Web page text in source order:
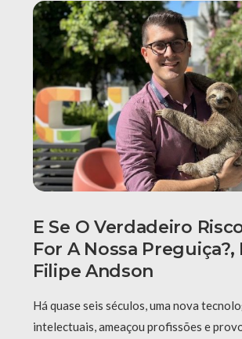
E Se O Verdadeiro
For A Nossa Preguiça?,
Filipe Andson
Há quase seis séculos, uma nova
intelectuais, ameaçou profissões e